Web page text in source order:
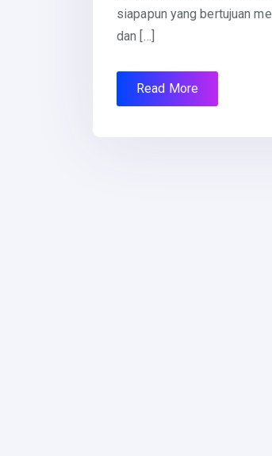
siapapun yang bertujuan
dan […]
Read More